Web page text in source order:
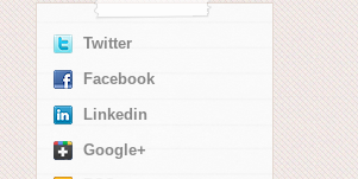
Twitter
Facebook
Linkedin
Google+